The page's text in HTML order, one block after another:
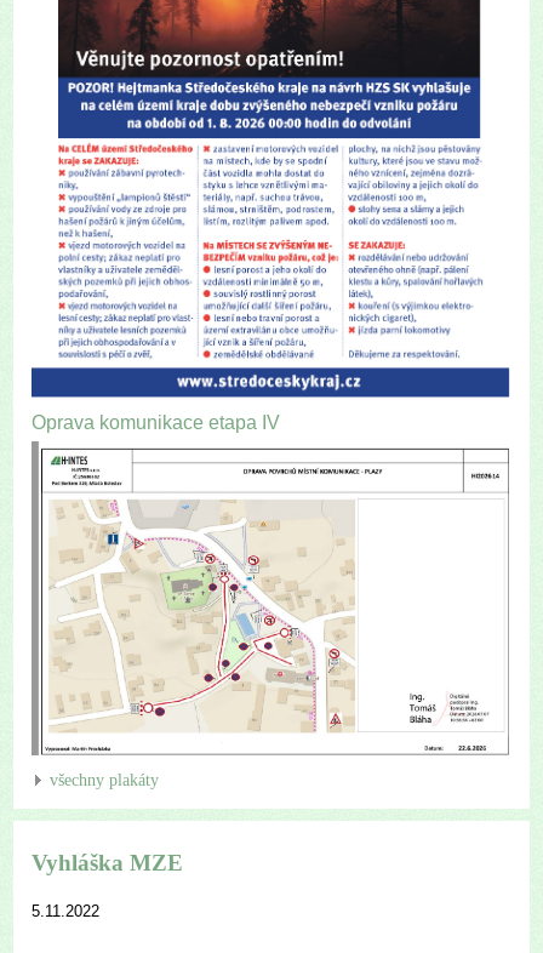
Oprava komunikace etapa IV
všechny plakáty
Vyhláška MZE
5.11.2022